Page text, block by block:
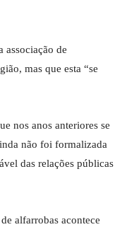
associação de
mas que esta “se
nos anos anteriores se
não foi formalizada
das relações públicas
alfarrobas acontece